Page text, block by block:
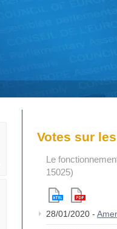
Votes sur
Le
15025)
28/01/2020 -